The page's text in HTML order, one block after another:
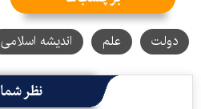
دولت علم اندیشه اسلامی
نظر شما